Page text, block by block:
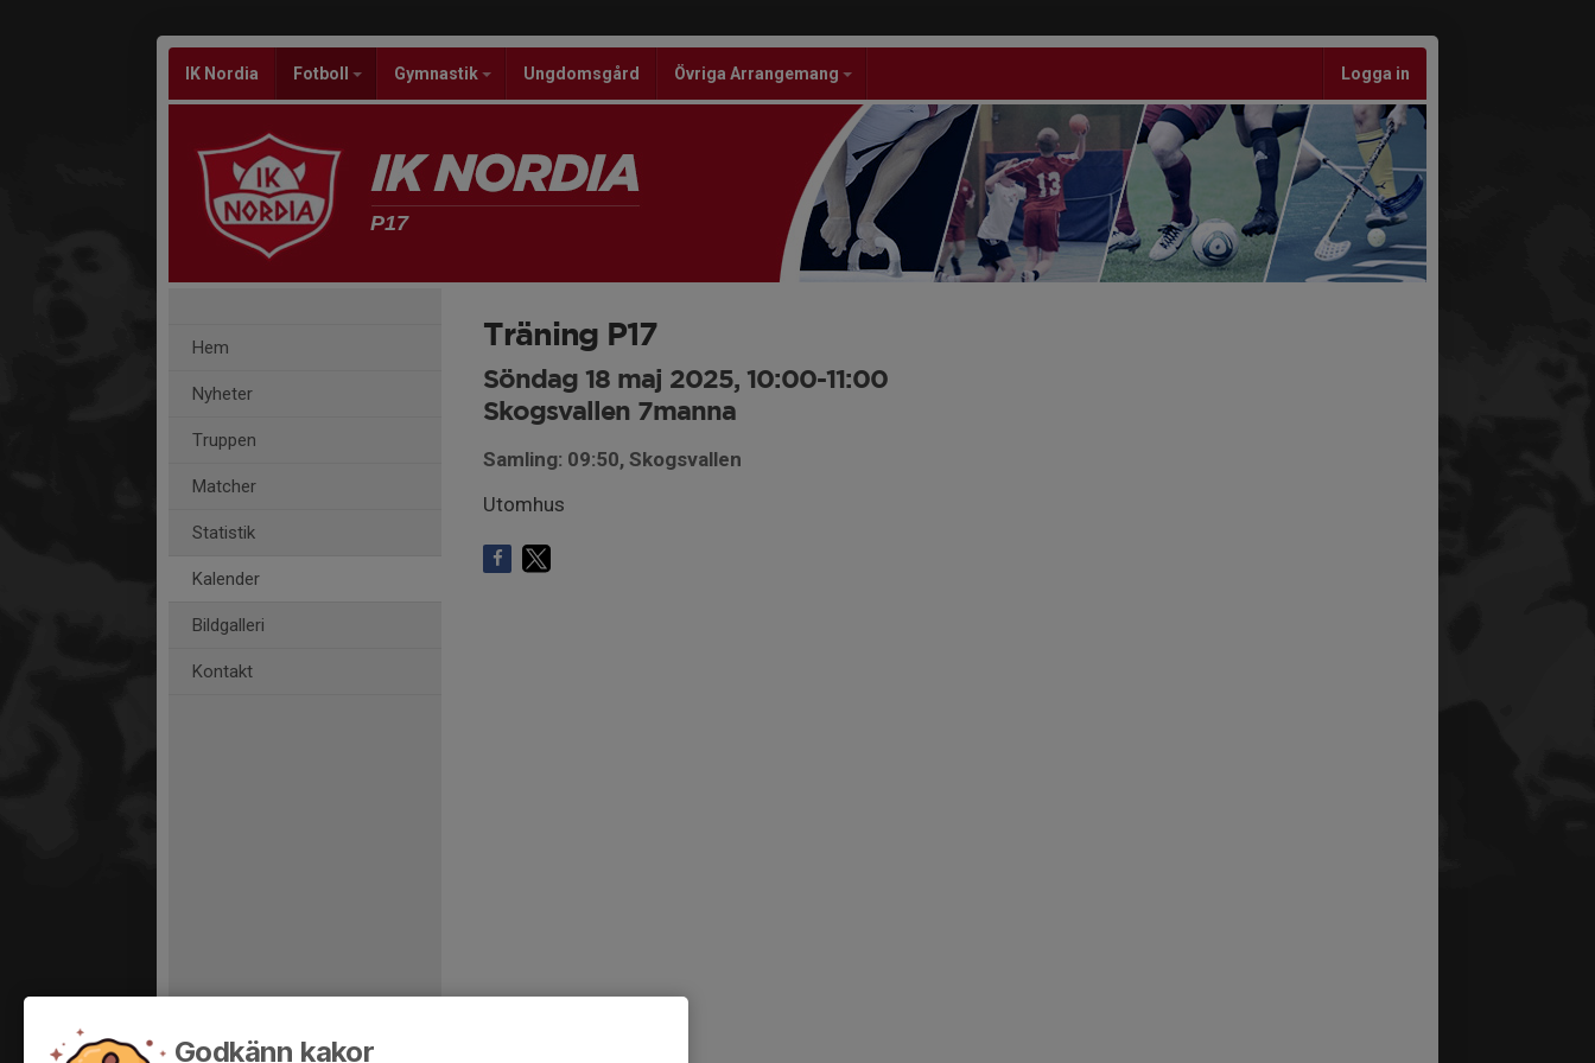
IK Nordia Fotboll Gymnastik Ungdomsgård Övriga Arrangemang Logga in
P17
Hem
Nyheter
Truppen
Matcher
Statistik
Kalender
Bildgalleri
Kontakt
Träning P17
Söndag 18 maj 2025, 10:00-11:00
Skogsvallen 7manna
Samling: 09:50, Skogsvallen
Utomhus
Godkänn kakor